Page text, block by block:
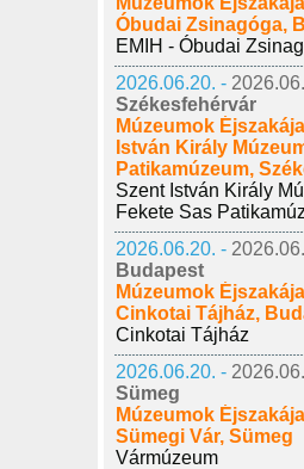
Óbudai Zsinagóga,
EMIH - Óbudai
2026.06.20. -
Székesfehérvár
Múzeumok
István Király
Patikamúzeum,
Szent István Király
Fekete Sas
2026.06.20. -
Budapest
Múzeumok
Cinkotai Tájház,
Cinkotai Tájház
2026.06.20. -
Sümeg
Múzeumok
Sümegi Vár, Sümeg
Vármúzeum